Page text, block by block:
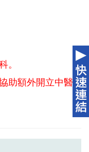
。
助額外開立中醫